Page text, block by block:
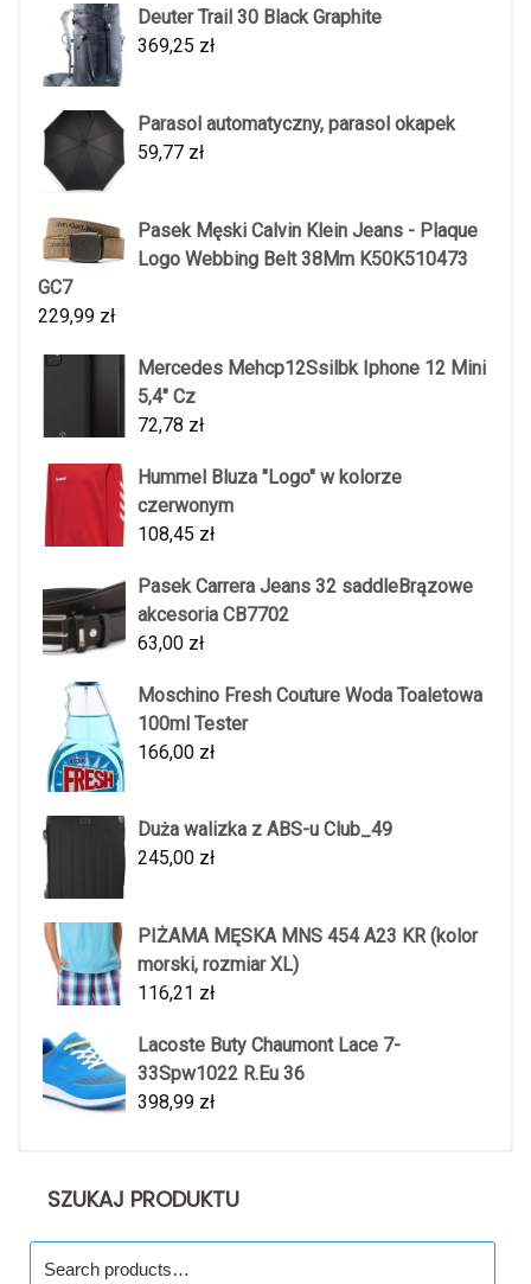
Deuter Trail 30 Black Graphite
369,25 zł
Parasol automatyczny, parasol okapek
59,77 zł
Pasek Męski Calvin Klein Jeans - Plaque
Logo Webbing Belt 38Mm K50K510473
GC7
229,99 zł
Mercedes Mehcp12Ssilbk Iphone 12 Mini
5,4" Cz
72,78 zł
Hummel Bluza "Logo" w kolorze
czerwonym
108,45 zł
Pasek Carrera Jeans 32 saddleBrązowe
akcesoria CB7702
63,00 zł
Moschino Fresh Couture Woda Toaletowa
100ml Tester
166,00 zł
Duża walizka z ABS-u Club_49
245,00 zł
PIŻAMA MĘSKA MNS 454 A23 KR (kolor
morski, rozmiar XL)
116,21 zł
Lacoste Buty Chaumont Lace 7-
33Spw1022 R.Eu 36
398,99 zł
SZUKAJ PRODUKTU